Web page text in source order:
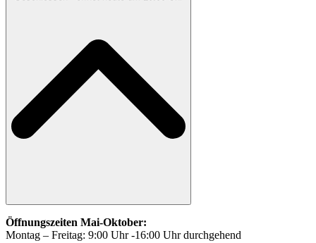
Öffnungszeiten Mai-Oktober:
Montag – Freitag: 9:00 Uhr -16:00 Uhr durchgehend